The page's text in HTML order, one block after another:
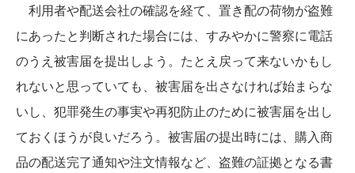
利用者や配送会社の確認を経て、置き配の荷物が盗難
にあったと判断された場合には、すみやかに警察に電話
のうえ被害届を提出しよう。たとえ戻って来ないかもし
れないと思っていても、被害届を出さなければ始まらな
いし、犯罪発生の事実や再犯防止のために被害届を出し
ておくほうが良いだろう。被害届の提出時には、購入商
品の配送完了通知や注文情報など、盗難の証拠となる書